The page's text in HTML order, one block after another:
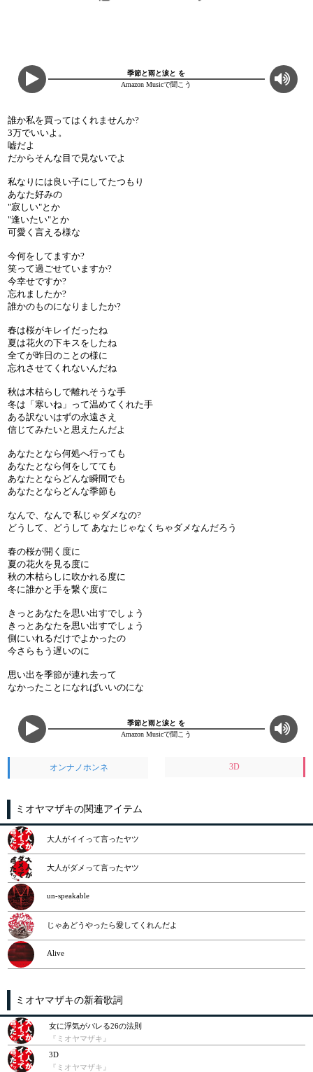
季節と雨と涙と を
Amazon Musicで聞こう
誰か私を買ってはくれませんか?
3万でいいよ。
嘘だよ
だからそんな目で見ないでよ
私なりには良い子にしてたつもり
あなた好みの
"寂しい"とか
"逢いたい"とか
可愛く言える様な
今何をしてますか?
笑って過ごせていますか?
今幸せですか?
忘れましたか?
誰かのものになりましたか?
春は桜がキレイだったね
夏は花火の下キスをしたね
全てが昨日のことの様に
忘れさせてくれないんだね
秋は木枯らしで離れそうな手
冬は「寒いね」って温めてくれた手
ある訳ないはずの永遠さえ
信じてみたいと思えたんだよ
あなたとなら何処へ行っても
あなたとなら何をしてても
あなたとならどんな瞬間でも
あなたとならどんな季節も
なんで、なんで 私じゃダメなの?
どうして、どうして あなたじゃなくちゃダメなんだろう
春の桜が開く度に
夏の花火を見る度に
秋の木枯らしに吹かれる度に
冬に誰かと手を繋ぐ度に
きっとあなたを思い出すでしょう
きっとあなたを思い出すでしょう
側にいれるだけでよかったの
今さらもう遅いのに
思い出を季節が連れ去って
なかったことになればいいのにな
季節と雨と涙と を
Amazon Musicで聞こう
オンナノホンネ 3D
ミオヤマザキの関連アイテム
大人がイイって言ったヤツ
大人がダメって言ったヤツ
un-speakable
じゃあどうやったら愛してくれんだよ
Alive
ミオヤマザキの新着歌詞
女に浮気がバレる26の法則
『ミオヤマザキ』
3D
『ミオヤマザキ』